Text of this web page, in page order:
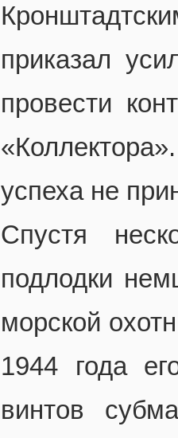
приказал
провести
успеха не
Спустя
подлодки
морской
1944 года
винтов